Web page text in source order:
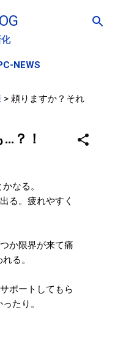
ンツに移動
NEWS
> 頼りますか？それ
？！
なる。
る。疲れやすく
か限界が来て痛
る。
ポートしてもら
たり。